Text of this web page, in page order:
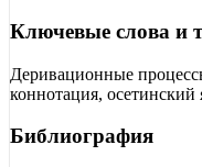
Ключевые слова и
Деривационные
коннотация, осетинский
Библиография